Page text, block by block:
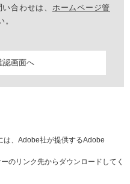
合わせは、 ホームページ管
は、Adobe社が提供するAdobe
のリンク先からダウンロードしてく